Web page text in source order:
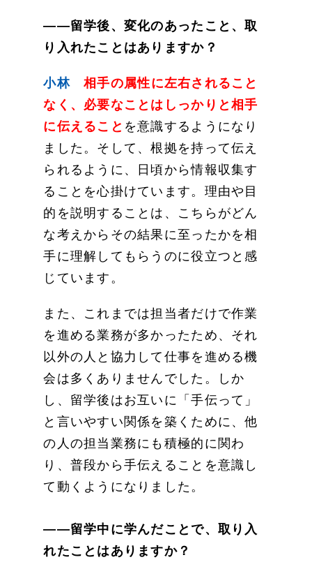
——留学後、変化のあったこと、取
り入れたことはありますか？
小林
相手の属性に左右されること
なく、必要なことはしっかりと相手
に伝えること を意識するようになり
ました。そして、根拠を持って伝え
られるように、日頃から情報収集す
ることを心掛けています。理由や目
的を説明することは、こちらがどん
な考えからその結果に至ったかを相
手に理解してもらうのに役立つと感
じています。
また、これまでは担当者だけで作業
を進める業務が多かったため、それ
以外の人と協力して仕事を進める機
会は多くありませんでした。しか
し、留学後はお互いに「手伝って」
と言いやすい関係を築くために、他
の人の担当業務にも積極的に関わ
り、普段から手伝えることを意識し
て動くようになりました。
——留学中に学んだことで、取り入
れたことはありますか？